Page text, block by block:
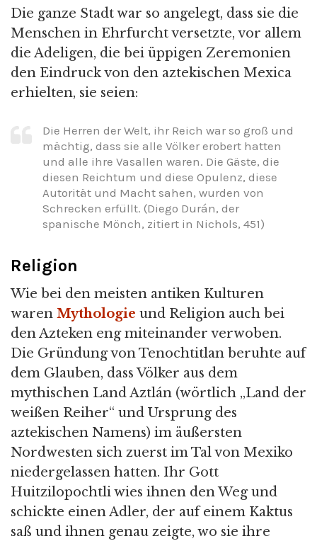
Die ganze Stadt war so angelegt, dass sie die
Menschen in Ehrfurcht versetzte, vor allem
die Adeligen, die bei üppigen Zeremonien
den Eindruck von den aztekischen Mexica
erhielten, sie seien:
Die Herren der Welt, ihr Reich war so groß und
mächtig, dass sie alle Völker erobert hatten
und alle ihre Vasallen waren. Die Gäste, die
diesen Reichtum und diese Opulenz, diese
Autorität und Macht sahen, wurden von
Schrecken erfüllt. (Diego Durán, der
spanische Mönch, zitiert in Nichols, 451)
Religion
Wie bei den meisten antiken Kulturen
waren Mythologie und Religion auch bei
den Azteken eng miteinander verwoben.
Die Gründung von Tenochtitlan beruhte auf
dem Glauben, dass Völker aus dem
mythischen Land Aztlán (wörtlich „Land der
weißen Reiher“ und Ursprung des
aztekischen Namens) im äußersten
Nordwesten sich zuerst im Tal von Mexiko
niedergelassen hatten. Ihr Gott
Huitzilopochtli wies ihnen den Weg und
schickte einen Adler, der auf einem Kaktus
saß und ihnen genau zeigte, wo sie ihre